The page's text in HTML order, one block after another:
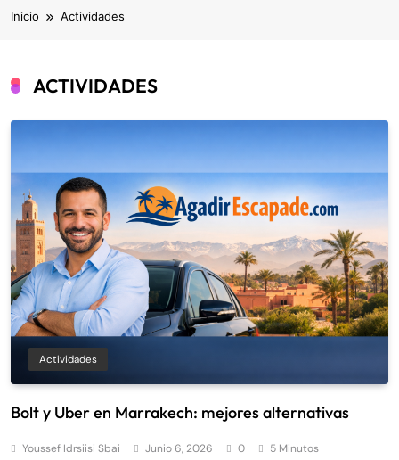
Inicio Actividades
ACTIVIDADES
Actividades
Bolt y Uber en Marrakech: mejores alternativas
Youssef Idrsiisi Sbai Junio 6, 2026 0 5 Minutos